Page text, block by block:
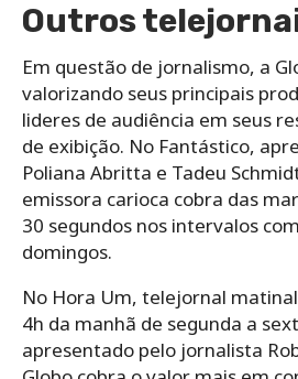
Outros
Em questão de jornalismo, a
valorizando seus principais
lideres de audiência em seus
de exibição. No Fantástico,
Poliana Abritta e Tadeu
emissora carioca cobra das
30 segundos nos intervalos
domingos.
No Hora Um, telejornal
4h da manhã de segunda a
apresentado pelo jornalista